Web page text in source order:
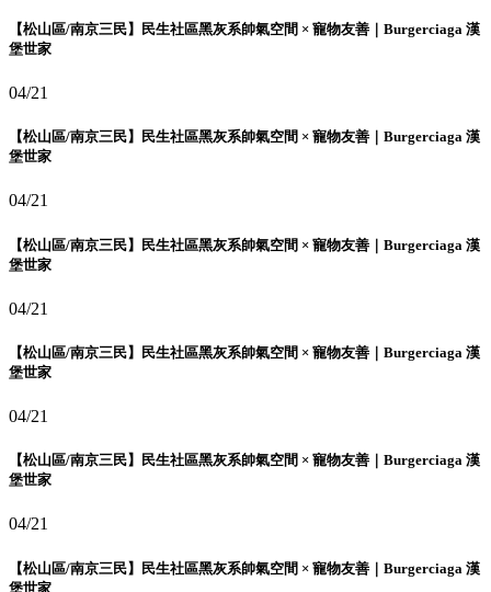
【松山區/南京三民】民生社區黑灰系帥氣空間 × 寵物友善｜Burgerciaga 漢
堡世家
04/21
【松山區/南京三民】民生社區黑灰系帥氣空間 × 寵物友善｜Burgerciaga 漢
堡世家
04/21
【松山區/南京三民】民生社區黑灰系帥氣空間 × 寵物友善｜Burgerciaga 漢
堡世家
04/21
【松山區/南京三民】民生社區黑灰系帥氣空間 × 寵物友善｜Burgerciaga 漢
堡世家
04/21
【松山區/南京三民】民生社區黑灰系帥氣空間 × 寵物友善｜Burgerciaga 漢
堡世家
04/21
【松山區/南京三民】民生社區黑灰系帥氣空間 × 寵物友善｜Burgerciaga 漢
堡世家